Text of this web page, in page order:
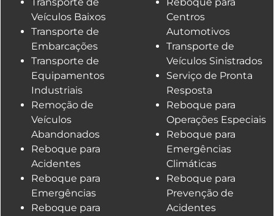
Transporte de
Veículos Baixos
Transporte de
Embarcações
Transporte de
Equipamentos
Industriais
Remoção de
Veículos
Abandonados
Reboque para
Acidentes
Reboque para
Emergências
Reboque para
Reboque para
Centros
Automotivos
Transporte de
Veículos Sinistrados
Serviço de Pronta
Resposta
Reboque para
Operações Especiais
Reboque para
Emergências
Climáticas
Reboque para
Prevenção de
Acidentes